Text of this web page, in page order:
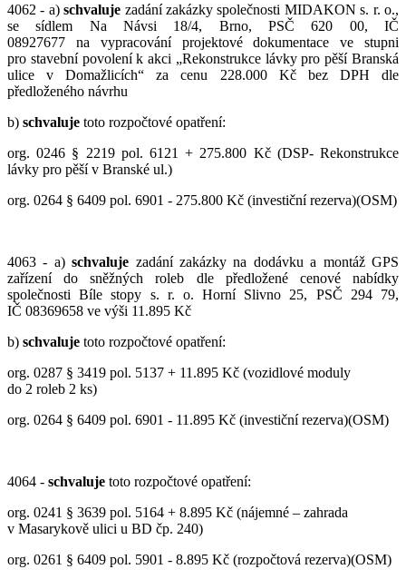
4062 - a)schvaluje zadání zakázky společnosti MIDAKON s. r. o.,
se sídlem Na Návsi 18/4, Brno, PSČ 620 00, IČ
08927677 na vypracování projektové dokumentace ve stupni
pro stavební povolení k akci „Rekonstrukce lávky pro pěší Branská
ulice v Domažlicích“ za cenu 228.000 Kč bez DPH dle
předloženého návrhu
b) schvaluje toto rozpočtové opatření:
org. 0246 § 2219 pol. 6121 + 275.800 Kč (DSP- Rekonstrukce
lávky pro pěší v Branské ul.)
org. 0264 § 6409 pol. 6901 - 275.800 Kč (investiční rezerva)(OSM)
4063 - a)schvaluje zadání zakázky na dodávku a montáž GPS
zařízení do sněžných roleb dle předložené cenové nabídky
společnosti Bíle stopy s. r. o. Horní Slivno 25, PSČ 294 79,
IČ 08369658 ve výši 11.895 Kč
b) schvaluje toto rozpočtové opatření:
org. 0287 § 3419 pol. 5137 + 11.895 Kč (vozidlové moduly
do 2 roleb 2 ks)
org. 0264 § 6409 pol. 6901 - 11.895 Kč (investiční rezerva)(OSM)
4064 - schvaluje toto rozpočtové opatření:
org. 0241 § 3639 pol. 5164 + 8.895 Kč (nájemné – zahrada
v Masarykově ulici u BD čp. 240)
org. 0261 § 6409 pol. 5901 - 8.895 Kč (rozpočtová rezerva)(OSM)